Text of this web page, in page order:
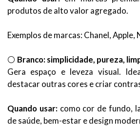
produtos de alto valor agregado.
Exemplos de marcas: Chanel, Apple,
⚪ Branco: simplicidade, pureza,
Gera espaço e leveza visual.
destacar outras cores e criar
Quando usar:como cor de fundo,
de saúde, bem-estar e design